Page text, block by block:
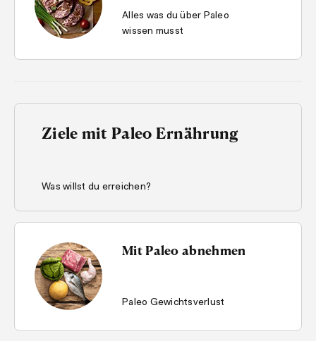
Alles was du über Paleo
wissen musst
Ziele mit Paleo Ernährung
Was willst du erreichen?
Mit Paleo abnehmen
Paleo Gewichtsverlust